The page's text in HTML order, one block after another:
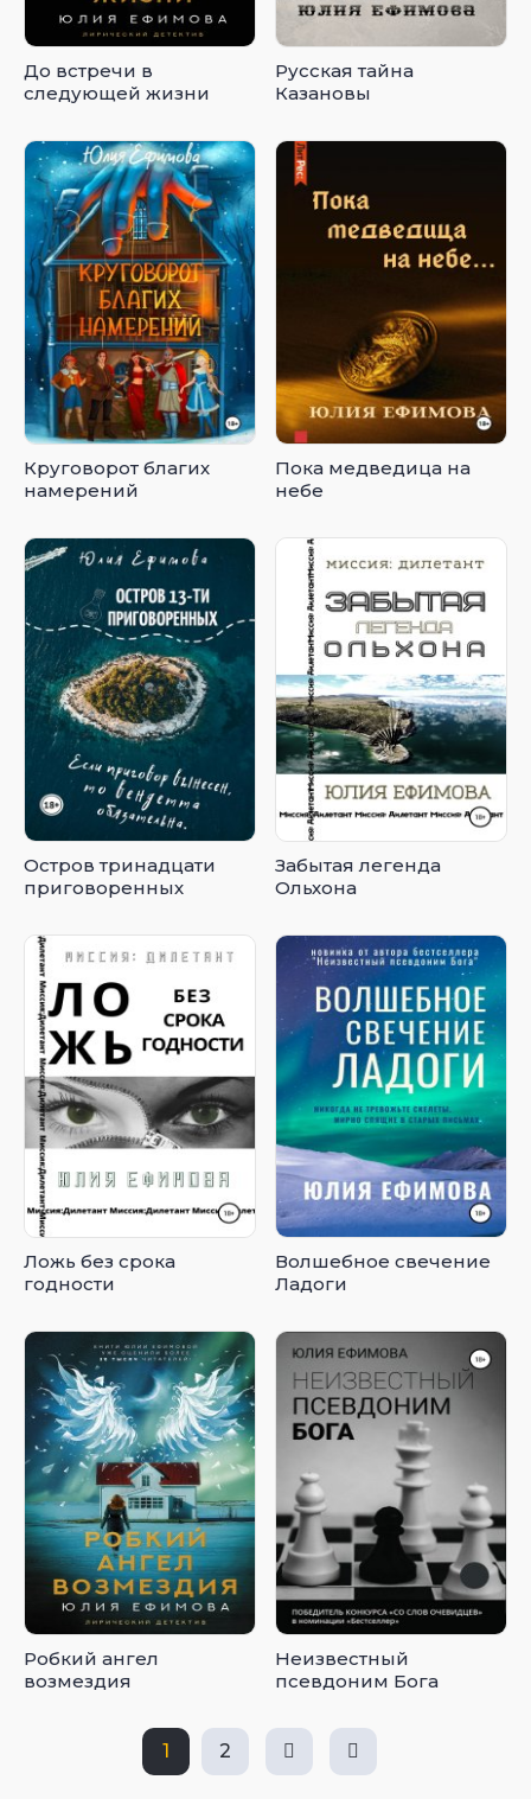
До встречи в
следующей жизни
Русская тайна
Казановы
Круговорот благих
намерений
Пока медведица на
небе
Остров тринадцати
приговоренных
Забытая легенда
Ольхона
Ложь без срока
годности
Волшебное свечение
Ладоги
Робкий ангел
возмездия
Неизвестный
псевдоним Бога
1 2